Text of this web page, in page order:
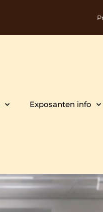
Exposanten info